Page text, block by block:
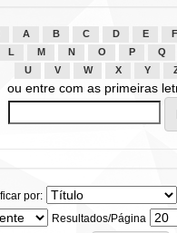
A B C D E F
L M N O P Q
U
V W X Y
ou entre com as primeiras
por:
Resultados/Página